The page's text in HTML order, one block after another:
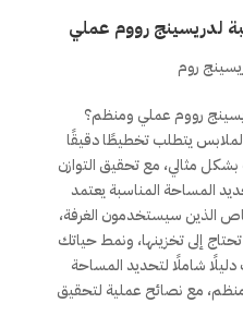
لدريسينج رووم عملي
روم
رووم عملي ومنظم؟
يتطلب تخطيطًا دقيقًا
مثالي، مع تحقيق التوازن
المساحة المناسبة يعتمد
الذين سيستخدمون الغرفة،
إلى تخزينها، ونمط حياتك
شاملًا لتحديد المساحة
مع نصائح عملية لتحقيق